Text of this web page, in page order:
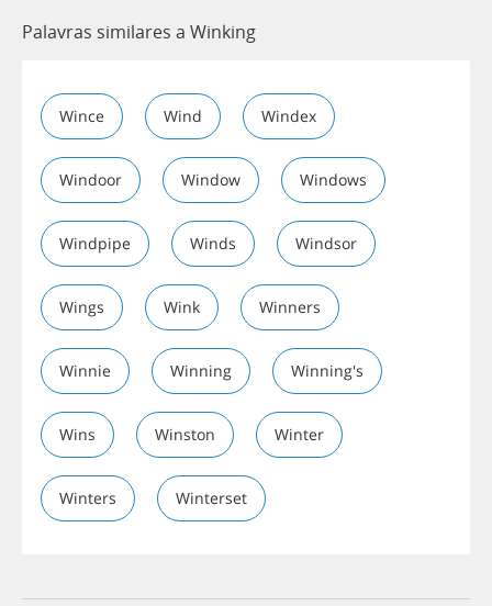
Palavras similares a Winking
Wince Wind Windex
Windoor Window Windows
Windpipe Winds Windsor
Wings Wink Winners
Winnie Winning Winning's
Wins Winston Winter
Winters Winterset